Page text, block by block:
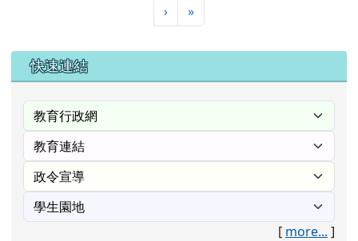
›下一頁
»最後頁
右邊區域內容
快速連結
[ more... ]